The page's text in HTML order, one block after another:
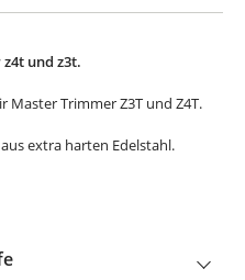
und z3t.
Master Trimmer Z3T und Z4T.
extra harten Edelstahl.